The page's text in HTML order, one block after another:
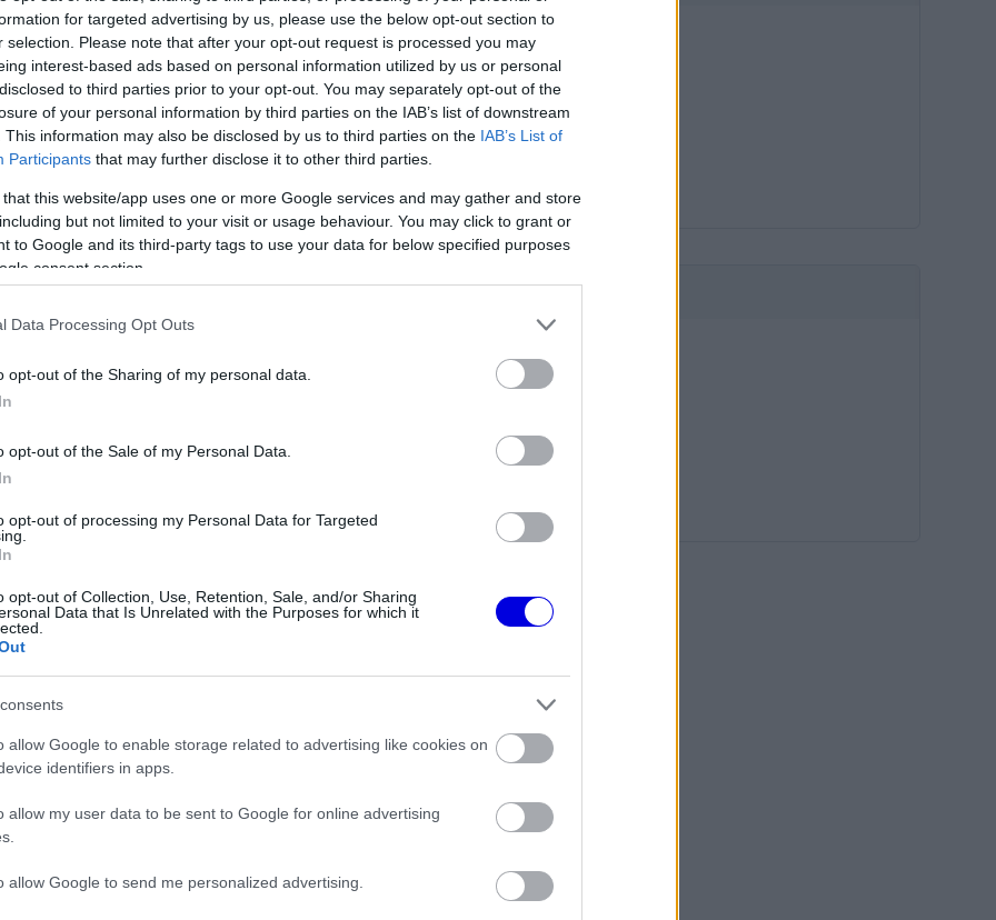
for targeted advertising by us, please use the below opt-out section to
selection. Please note that after your opt-out request is processed you may
interest-based ads based on personal information utilized by us or personal
to third parties prior to your opt-out. You may separately opt-out of the
of your personal information by third parties on the IAB’s list of downstream
This information may also be disclosed by us to third parties on the IAB’s List of
Participants that may further disclose it to other third parties.
that this website/app uses one or more Google services and may gather and store
but not limited to your visit or usage behaviour. You may click to grant or
to Google and its third-party tags to use your data for below specified purposes
consent section.
Data Processing Opt Outs
opt-out of the Sharing of my personal data.
opt-out of the Sale of my Personal Data.
opt-out of processing my Personal Data for Targeted
opt-out of Collection, Use, Retention, Sale, and/or Sharing
Data that Is Unrelated with the Purposes for which it
allow Google to enable storage related to advertising like cookies on
identifiers in apps.
allow my user data to be sent to Google for online advertising
allow Google to send me personalized advertising.
Video
Player
loading.
beszélt. A monacói versenyzőt arról
ő pedig a világűrt és a Holdat említette.
is, hogy lemaradt a NASA Artemis–2
a családjával töltötte.